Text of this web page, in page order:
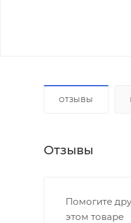
ОТЗЫВЫ
Отзывы
Помогите
этом товаре